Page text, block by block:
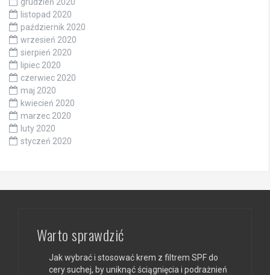
listopad 2020
październik 2020
wrzesień 2020
sierpień 2020
lipiec 2020
czerwiec 2020
maj 2020
kwiecień 2020
marzec 2020
luty 2020
styczeń 2020
Warto sprawdzić
Jak wybrać i stosować krem z filtrem SPF do
cery suchej, by uniknąć ściągnięcia i podrażnień